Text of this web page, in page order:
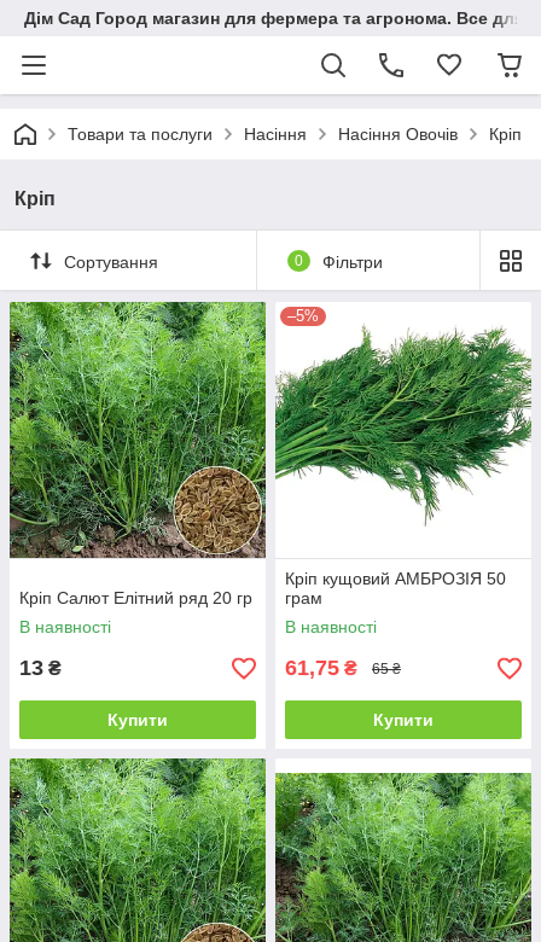
Дім Сад Город магазин для фермера та агронома. Все для
Товари та послуги Насіння Насіння Овочів Кріп
Кріп
Сортування 0 Фільтри
Кріп Салют Елітний ряд 20 гр
В наявності
13 ₴
Купити
–5%
Кріп кущовий АМБРОЗІЯ 50
грам
В наявності
61,75 ₴ 65 ₴
Купити